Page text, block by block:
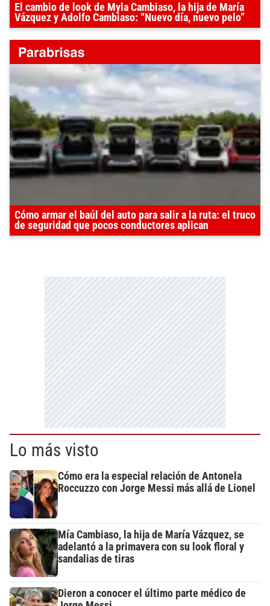
El cambio de look de Myla Cambiaso, la hija de María
Vázquez y Adolfo Cambiaso: “Nuevo día, nuevo pelo”
Cómo armar el baúl del auto para salir a la ruta: el truco
de seguridad que pocos conductores aplican
Lo más visto
Cómo era la especial relación de Antonela
Roccuzzo con Jorge Messi más allá de Lionel
Mía Cambiaso, la hija de María Vázquez, se
adelantó a la primavera con su look floral y
sandalias de tiras
Dieron a conocer el último parte médico de